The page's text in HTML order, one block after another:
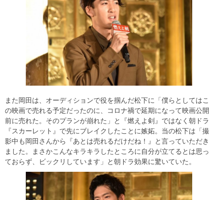
また岡田は、オーディションで役を掴んだ松下に「僕らとしてはこ
の映画で売れる予定だったのに、コロナ禍で延期になって映画公開
前に売れた。そのプランが崩れた」と『燃えよ剣』ではなく朝ドラ
『スカーレット』で先にブレイクしたことに嫉妬。当の松下は「撮
影中も岡田さんから『あとは売れるだけだね！』と言っていただき
ました。まさかこんなキラキラしたところに自分が立てるとは思っ
ておらず、ビックリしています」と朝ドラ効果に驚いていた。